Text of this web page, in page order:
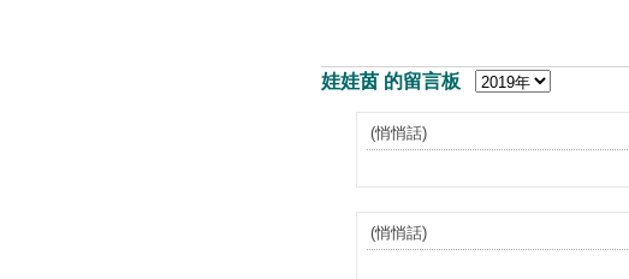
娃娃茵 的留言板
(悄悄話)
(悄悄話)